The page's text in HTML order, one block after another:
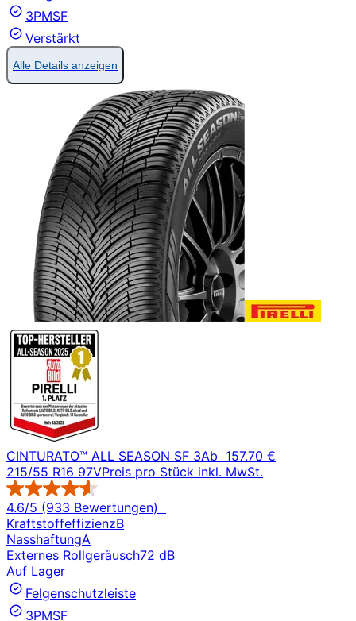
3PMSF
Verstärkt
Alle Details anzeigen
CINTURATO™ ALL SEASON SF 3Ab 157.70 €
215/55 R16 97VPreis pro Stück inkl. MwSt.
4.6/5 (933 Bewertungen)
KraftstoffeffizienzB
NasshaftungA
Externes Rollgeräusch72 dB
Auf Lager
Felgenschutzleiste
3PMSF